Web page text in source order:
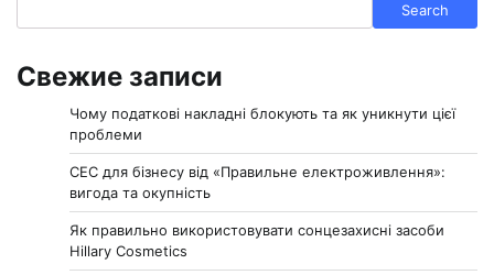
Search
Свежие записи
Чому податкові накладні блокують та як уникнути цієї
проблеми
СЕС для бізнесу від «Правильне електроживлення»:
вигода та окупність
Як правильно використовувати сонцезахисні засоби
Hillary Cosmetics